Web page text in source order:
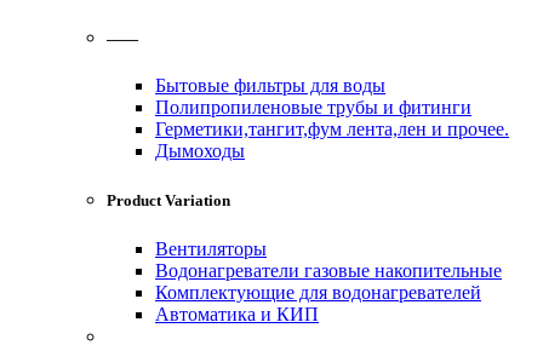
——
Бытовые фильтры для воды
Полипропиленовые трубы и фитинги
Герметики,тангит,фум лента,лен и прочее.
Дымоходы
Product Variation
Вентиляторы
Водонагреватели газовые накопительные
Комплектующие для водонагревателей
Автоматика и КИП